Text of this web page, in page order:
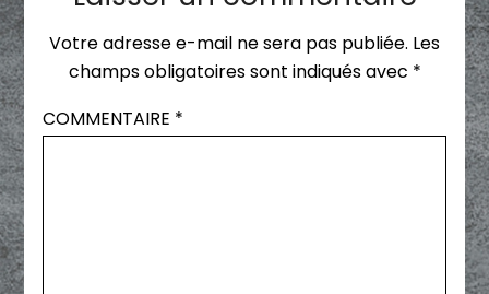
Votre adresse e-mail ne sera pas publiée. Les
champs obligatoires sont indiqués avec *
COMMENTAIRE *